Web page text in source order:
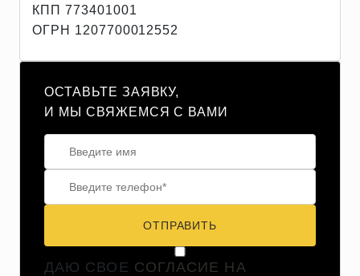
КПП 773401001
ОГРН 1207700012552
ОСТАВЬТЕ ЗАЯВКУ,
И МЫ СВЯЖЕМСЯ С ВАМИ
ОТПРАВИТЬ
ДАЮ СВОЕ СОГЛАСИЕ НА